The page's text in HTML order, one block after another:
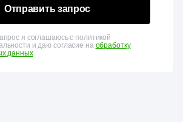
Отправить запрос
я соглашаюсь с политикой
и даю согласие на обработку
данных